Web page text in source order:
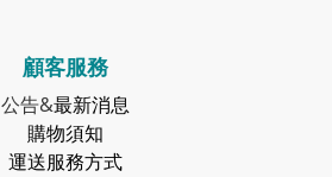
顧客服務
公告&最新消息
購物須知
運送服務方式